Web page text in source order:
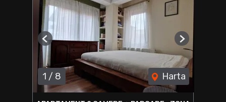
1 / 8 Harta
Previous Next